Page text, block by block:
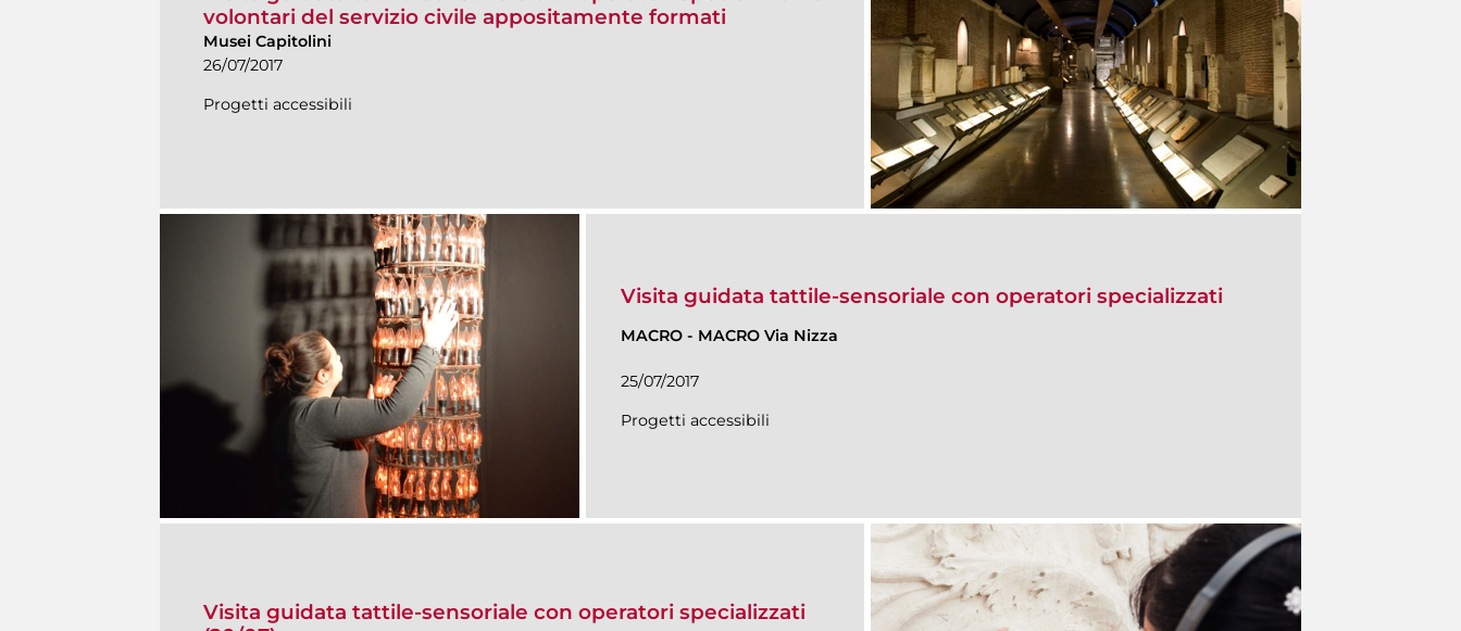
volontari del servizio civile appositamente formati
Musei Capitolini
26/07/2017
Progetti accessibili
Visita guidata tattile-sensoriale con operatori specializzati
MACRO - MACRO Via Nizza
25/07/2017
Progetti accessibili
Visita guidata tattile-sensoriale con operatori specializzati